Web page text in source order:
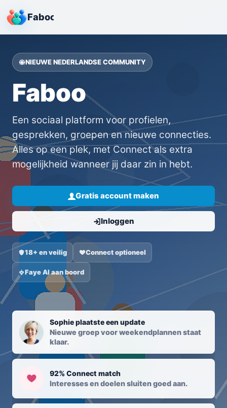
Faboo
NIEUWE NEDERLANDSE COMMUNITY
Faboo
Een sociaal platform voor profielen,
gesprekken, groepen en nieuwe connecties.
Alles op een plek, met Connect als extra
mogelijkheid wanneer jij daar zin in hebt.
Gratis account maken
Inloggen
18+ en veilig Connect optioneel
Faye AI aan boord
Sophie plaatste een update
Nieuwe groep voor weekendplannen staat
klaar.
92% Connect match
Interesses en doelen sluiten goed aan.